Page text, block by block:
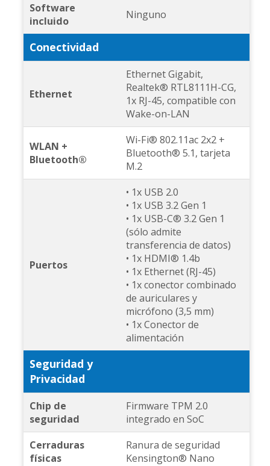
Software
incluido
Ninguno
Conectividad
Ethernet
Ethernet Gigabit,
Realtek® RTL8111H-CG,
1x RJ-45, compatible con
Wake-on-LAN
WLAN +
Bluetooth®
Wi-Fi® 802.11ac 2x2 +
Bluetooth® 5.1, tarjeta
M.2
Puertos
• 1x USB 2.0
• 1x USB 3.2 Gen 1
• 1x USB-C® 3.2 Gen 1
(sólo admite
transferencia de datos)
• 1x HDMI® 1.4b
• 1x Ethernet (RJ-45)
• 1x conector combinado
de auriculares y
micrófono (3,5 mm)
• 1x Conector de
alimentación
Seguridad y
Privacidad
Chip de
seguridad
Firmware TPM 2.0
integrado en SoC
Cerraduras
físicas
Ranura de seguridad
Kensington® Nano